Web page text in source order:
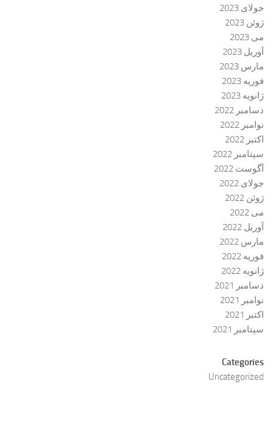
جولای 2023
ژوئن 2023
می 2023
آوریل 2023
مارس 2023
فوریه 2023
ژانویه 2023
دسامبر 2022
نوامبر 2022
اکتبر 2022
سپتامبر 2022
آگوست 2022
جولای 2022
ژوئن 2022
می 2022
آوریل 2022
مارس 2022
فوریه 2022
ژانویه 2022
دسامبر 2021
نوامبر 2021
اکتبر 2021
سپتامبر 2021
Categories
Uncategorized